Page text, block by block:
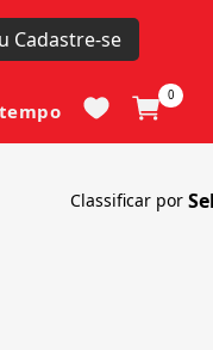
Cadastre-se
0
Classificar por